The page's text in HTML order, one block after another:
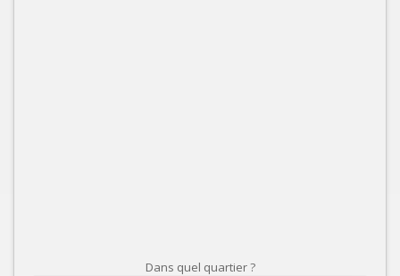
Dans quel quartier ?